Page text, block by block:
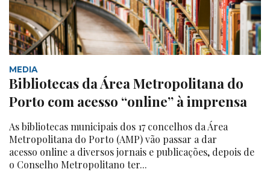
MEDIA
Bibliotecas da Área Metropolitana do
Porto com acesso “online” à imprensa
As bibliotecas municipais dos 17 concelhos da Área
Metropolitana do Porto (AMP) vão passar a dar
acesso online a diversos jornais e publicações, depois de
o Conselho Metropolitano ter...